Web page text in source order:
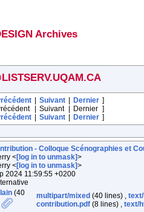
Archives
Suivant Dernier ]
Suivant Dernier ]
Suivant Dernier ]
- Colloque Scénographies et
<[log in to unmask]>
<[log in to unmask]>
2024 11:59:55 +0200
(40
multipart/mixed (40 lines) ,
contribution.pdf (8 lines) , text/